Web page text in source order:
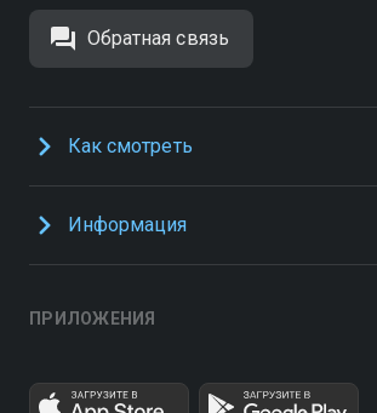
Обратная связь
Как смотреть
Информация
ПРИЛОЖЕНИЯ